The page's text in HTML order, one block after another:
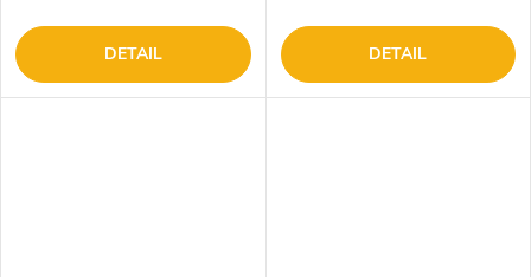
DETAIL DETAIL